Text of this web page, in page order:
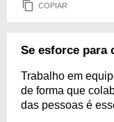
COPIAR
Se esforce para
Trabalho em
de forma que
das pessoas é